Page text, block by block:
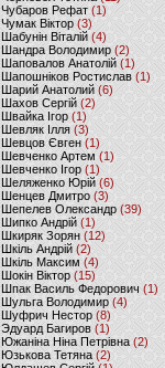
Чубаров Рефат (1)
Чумак Віктор(3)
Шабунін Віталій (4)
Шандра Володимир (2)
Шаповалов Анатолій(1)
Шапошніков Ростислав(1)
Шарий Анатолий(6)
Шахов Сергій(2)
Швайка Ігор (1)
Шевляк Ілля (3)
Шевцов Євген (1)
Шевченко Артем(1)
Шевченко Ігор(1)
Шеляженко Юрій (6)
Шенцев Дмитро (3)
Шепелев Олександр (39)
Шипко Андрій(1)
Шкиряк Зорян(12)
Шкіль Андрій(2)
Шкіль Максим (4)
Шокін Віктор (15)
Шпак Василь Федорович (1)
Шульга Володимир (4)
Шуфрич Нестор(8)
Эдуард Багиров (1)
Южаніна Ніна Петрівна (2)
Юзькова Тетяна(2)